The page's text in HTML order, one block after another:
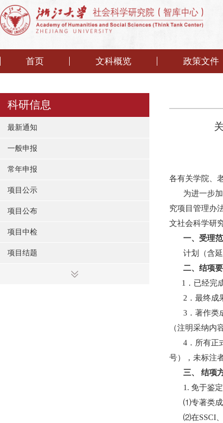
首页 文科概览 政策文件
科研信息
最新通知
一般申报
常年申报
项目公示
项目公布
项目中检
项目结题
各有关学院、
为进一步
究项目管理办
文社会科学研
一、受理
计划（含
二、结项
1 ．已经完
2 ．最终
3 ．著作
（注明采纳内
4 ．所有
号），未标注
三、 结项
1. 免于鉴
⑴专著类
⑵在SSCI